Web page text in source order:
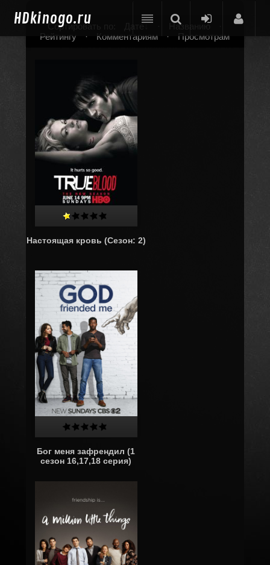
HDkinogo.ru
Сортировать по: Дате Названию
Рейтингу
· Комментариям · Просмотрам
Настоящая кровь (Cезон: 2)
Бог меня зафрендил (1
сезон 16,17,18 серия)